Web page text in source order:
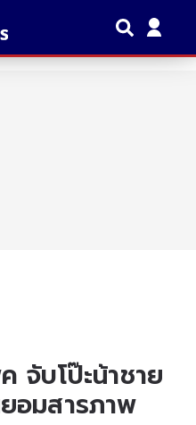
จับโป๊ะน้าชาย
อมสารภาพ